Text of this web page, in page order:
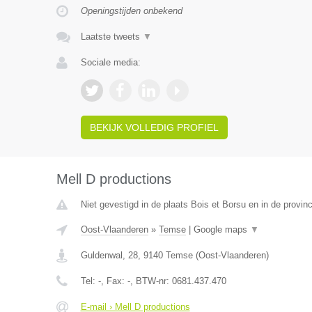
Openingstijden onbekend
Laatste tweets ▼
Sociale media:
BEKIJK VOLLEDIG PROFIEL
Mell D productions
Niet gevestigd in de plaats Bois et Borsu en in de
Oost-Vlaanderen» Temse| Google maps ▼
Guldenwal, 28, 9140 Temse(Oost-Vlaanderen)
Tel: -, Fax: -, BTW-nr: 0681.437.470
E-mail › Mell D productions